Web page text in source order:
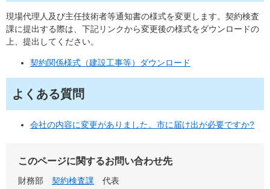
現場代理人及び主任技術者等通知書の様式を変更します。契約検査
課に提出する際は、下記リンクから変更後の様式をダウンロードの
上、提出してください。
契約関係様式（建設工事等）ダウンロード
よくある質問
会社の内容に変更がありました。市に届け出が必要ですか?
このページに関するお問い合わせ先
財務部 契約検査課
代表